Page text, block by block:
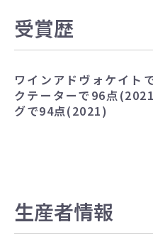
受賞歴
ワインアドヴォケイト
クテーターで96点
グで94点(2021)
生産者情報